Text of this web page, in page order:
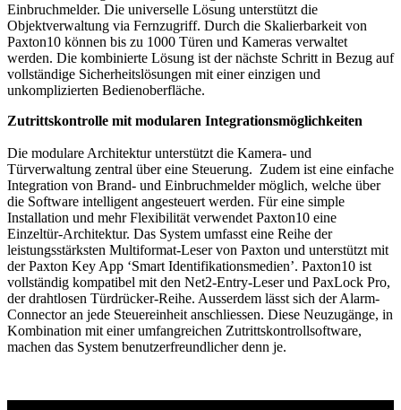
Einbruchmelder. Die universelle Lösung unterstützt die
Objektverwaltung via Fernzugriff. Durch die Skalierbarkeit von
Paxton10 können bis zu 1000 Türen und Kameras verwaltet
werden. Die kombinierte Lösung ist der nächste Schritt in Bezug auf
vollständige Sicherheitslösungen mit einer einzigen und
unkomplizierten Bedienoberfläche.
Zutrittskontrolle mit modularen Integrationsmöglichkeiten
Die modulare Architektur unterstützt die Kamera- und
Türverwaltung zentral über eine Steuerung. Zudem ist eine einfache
Integration von Brand- und Einbruchmelder möglich, welche über
die Software intelligent angesteuert werden. Für eine simple
Installation und mehr Flexibilität verwendet Paxton10 eine
Einzeltür-Architektur. Das System umfasst eine Reihe der
leistungsstärksten Multiformat-Leser von Paxton und unterstützt mit
der Paxton Key App ‘Smart Identifikationsmedien’. Paxton10 ist
vollständig kompatibel mit den Net2-Entry-Leser und PaxLock Pro,
der drahtlosen Türdrücker-Reihe. Ausserdem lässt sich der Alarm-
Connector an jede Steuereinheit anschliessen. Diese Neuzugänge, in
Kombination mit einer umfangreichen Zutrittskontrollsoftware,
machen das System benutzerfreundlicher denn je.